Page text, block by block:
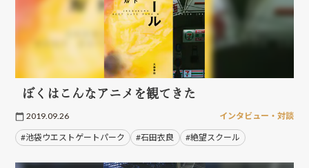
ぼくはこんなアニメを観てきた
2019.09.26 インタビュー・対談
#池袋ウエストゲートパーク #石田衣良 #絶望スクール